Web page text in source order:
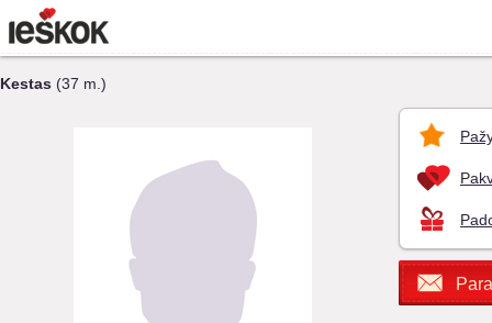
Kestas (37 m.)